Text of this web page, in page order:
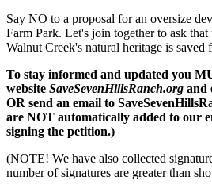
Say NO to a proposal for an oversize
Farm Park. Let's join together to ask
Walnut Creek's natural heritage is saved
To stay informed and updated you
website SaveSevenHillsRanch.org and
OR send an email to
are NOT automatically added to our
signing the petition.)
(NOTE! We have also collected
number of signatures are greater than